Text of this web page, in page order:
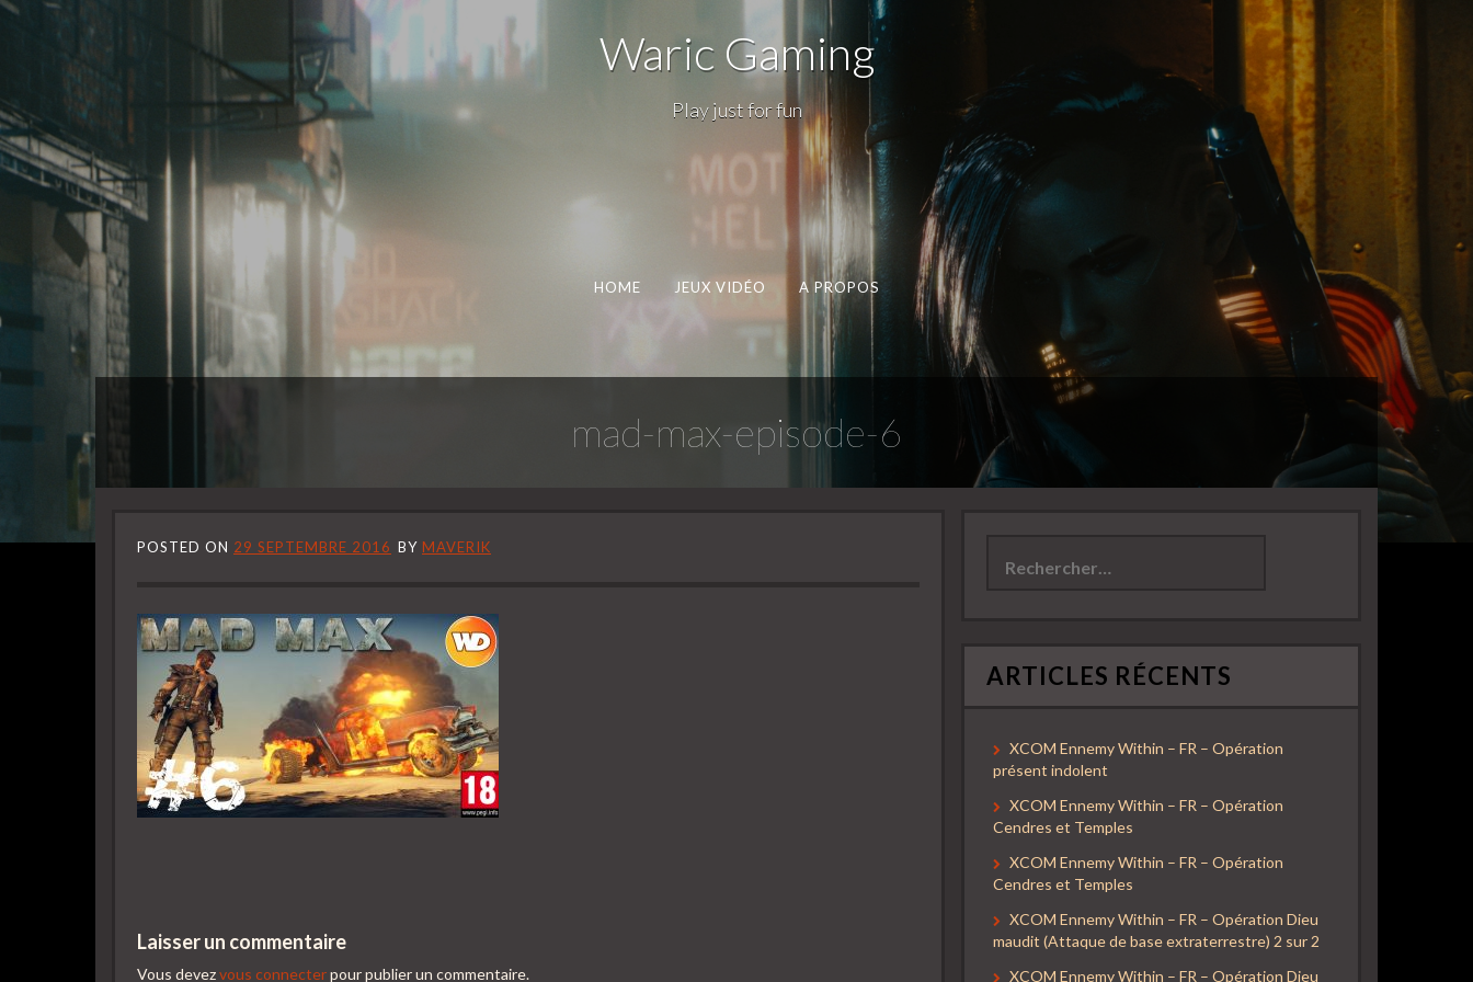
Waric Gaming
Play just for fun
HOME JEUX VIDÉO A PROPOS
mad-max-episode-6
POSTED ON 29 SEPTEMBRE 2016 BY MAVERIK
Laisser un commentaire
Vous devezvous connecterpour publier un commentaire.
ARTICLES RÉCENTS
XCOM Ennemy Within – FR – Opération
présent indolent
XCOM Ennemy Within – FR – Opération
Cendres et Temples
XCOM Ennemy Within – FR – Opération
Cendres et Temples
XCOM Ennemy Within – FR – Opération Dieu
maudit (Attaque de base extraterrestre) 2 sur 2
XCOM Ennemy Within – FR – Opération Dieu